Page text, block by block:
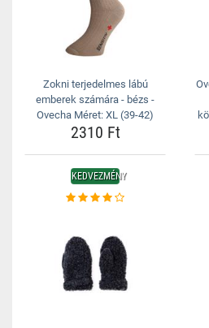
Zokni terjedelmes lábú
emberek számára - bézs -
Ovecha Méret: XL (39-42)
2310 Ft
KEDVEZMÉNY